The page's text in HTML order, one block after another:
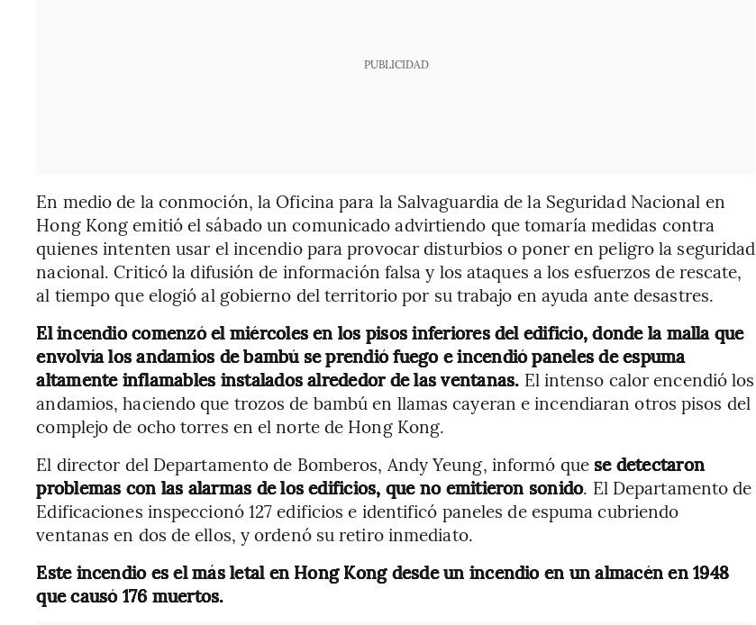
PUBLICIDAD
En medio de la conmoción, la Oficina para la Salvaguardia de la Seguridad Nacional en
Hong Kong emitió el sábado un comunicado advirtiendo que tomaría medidas contra
quienes intenten usar el incendio para provocar disturbios o poner en peligro la seguridad
nacional. Criticó la difusión de información falsa y los ataques a los esfuerzos de rescate,
al tiempo que elogió al gobierno del territorio por su trabajo en ayuda ante desastres.
El incendio comenzó el miércoles en los pisos inferiores del edificio, donde la malla que
envolvía los andamios de bambú se prendió fuego e incendió paneles de espuma
altamente inflamables instalados alrededor de las ventanas. El intenso calor encendió los
andamios, haciendo que trozos de bambú en llamas cayeran e incendiaran otros pisos del
complejo de ocho torres en el norte de Hong Kong.
El director del Departamento de Bomberos, Andy Yeung, informó quese detectaron
problemas con las alarmas de los edificios, que no emitieron sonido. El Departamento de
Edificaciones inspeccionó 127 edificios e identificó paneles de espuma cubriendo
ventanas en dos de ellos, y ordenó su retiro inmediato.
Este incendio es el más letal en Hong Kong desde un incendio en un almacén en 1948
que causó 176 muertos.